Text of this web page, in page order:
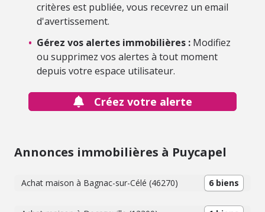
critères est publiée, vous recevrez un email
d'avertissement.
• Gérez vos alertes immobilières : Modifiez
ou supprimez vos alertes à tout moment
depuis votre espace utilisateur.
Créez votre alerte
Annonces immobilières à Puycapel
Achat maison à Bagnac-sur-Célé (46270) 6 biens